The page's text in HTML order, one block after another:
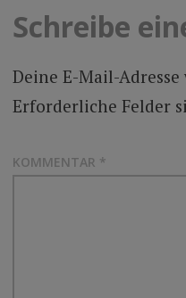
Schreibe
Deine E-Mail-
Erforderliche Felder
KOMMENTAR *